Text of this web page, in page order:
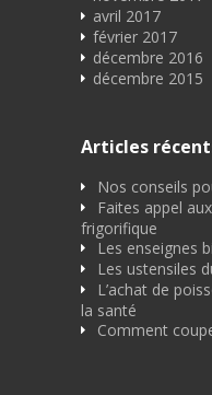
avril 2017
février 2017
décembre 2016
décembre 2015
Articles
Nos conseils
Faites appel
frigorifique
Les enseignes
Les ustensiles
L’achat de
la santé
Comment